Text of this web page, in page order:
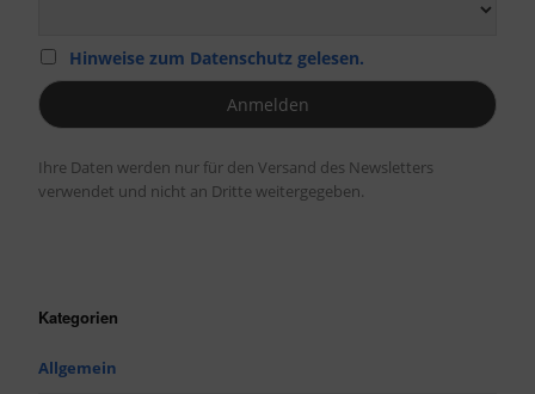
Hinweise zum Datenschutz gelesen.
Ihre Daten werden nur für den Versand des Newsletters
verwendet und nicht an Dritte weitergegeben.
Kategorien
Allgemein